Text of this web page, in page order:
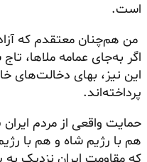
است.
من هم‌چنان معتقدم که
اگر به‌جای عمامه ملاها،
این نیز، بهای دخالت‌های
پرداخته‌اند.
حمایت واقعی از مردم
هم با رژیم شاه و هم با